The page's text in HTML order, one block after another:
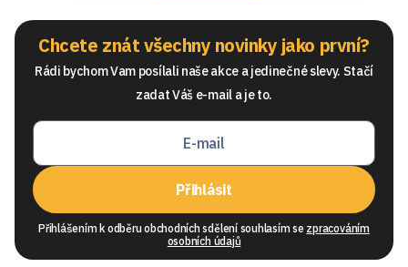
Chcete znát všechny novinky jako první?
Rádi bychom Vam posílali naše akce a jedinečné slevy. Stačí
zadat Váš e-mail a je to.
Přihlásit
Přihlášením k odběru obchodních sdělení souhlasím se zpracováním
osobních údajů